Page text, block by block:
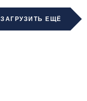
ЗАГРУЗИТЬ ЕЩЁ